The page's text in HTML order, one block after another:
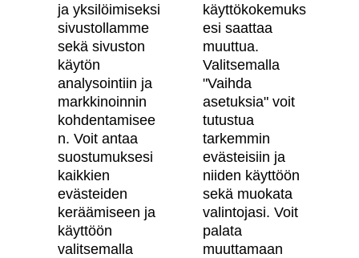
Artikkelit
Digitaalinen asuntokauppa
Asiakkaiden kokemuksia meistä
Vastuullisuus
Tietosuojaseloste
Käyttöehdot
Evästeasetukset
Saavutettavuusseloste
ja yksilöimiseksi
sivustollamme
sekä sivuston
käytön
analysointiin ja
markkinoinnin
kohdentamisee
n. Voit antaa
suostumuksesi
kaikkien
evästeiden
keräämiseen ja
käyttöön
valitsemalla
käyttökokemuks
esi saattaa
muuttua.
Valitsemalla
"Vaihda
asetuksia" voit
tutustua
tarkemmin
evästeisiin ja
niiden käyttöön
sekä muokata
valintojasi. Voit
palata
muuttamaan